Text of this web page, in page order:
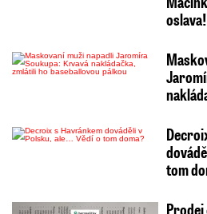
oslava!
tom
Prodej